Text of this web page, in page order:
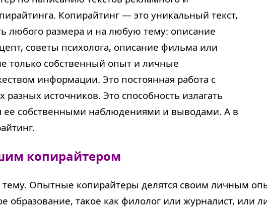
Копирайтинг — это уникальный текст,
любого размера и на любую тему: описание
советы психолога, описание фильма или
только собственный опыт и личные
информации. Это постоянная работа с
источников. Это способность излагать
собственными наблюдениями и выводами. А в
копирайтером
тему. Опытные копирайтеры делятся своим личным
образование, такое как филолог или журналист, или